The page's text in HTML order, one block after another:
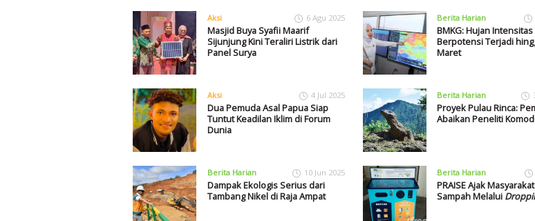
Aksi 6 Agu 2025
Masjid Buya Syafii Maarif
Sijunjung Kini Teraliri Listrik dari
Panel Surya
Aksi 4 Jul 2025
Dua Pemuda Asal Papua Siap
Tuntut Keadilan Iklim di Forum
Dunia
Berita Harian 10 Jun 2025
Dampak Ekologis Serius dari
Tambang Nikel di Raja Ampat
Berita Harian
BMKG: Hujan Intensitas
Berpotensi Terjadi
Maret
Berita Harian
Proyek Pulau Rinca:
Abaikan Peneliti
Berita Harian
PRAISE Ajak
Sampah Melalui